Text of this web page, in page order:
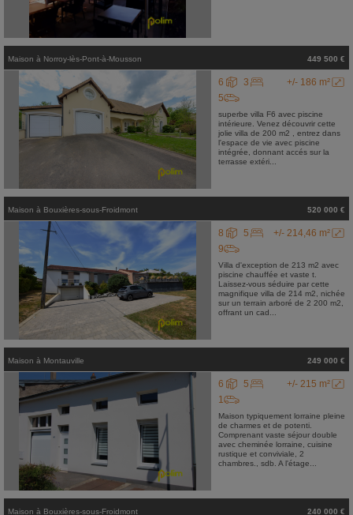
Maison à Norroy-lès-Pont-à-Mousson 449 500 €
+/- 186 m²
6
3
5
superbe villa F6 avec piscine
intérieure. Venez découvrir cette
jolie villa de 200 m2 , entrez dans
l'espace de vie avec piscine
intégrée, donnant accés sur la
terrasse extéri...
Maison à Bouxières-sous-Froidmont 520 000 €
+/- 214,46 m²
8
5
9
Villa d'exception de 213 m2 avec
piscine chauffée et vaste t.
Laissez-vous séduire par cette
magnifique villa de 214 m2, nichée
sur un terrain arboré de 2 200 m2,
offrant un cad...
Maison à Montauville 249 000 €
+/- 215 m²
6
5
1
Maison typiquement lorraine pleine
de charmes et de potenti.
Comprenant vaste séjour double
avec cheminée lorraine, cuisine
rustique et conviviale, 2
chambres., sdb. A l'étage...
Maison à Bouxières-sous-Froidmont 240 000 €